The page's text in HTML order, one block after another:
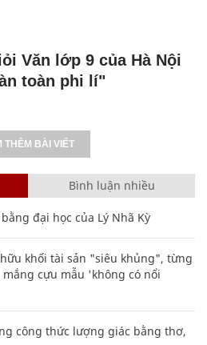
Văn lớp 9 của Hà Nội
toàn phi lí"
THÊM BÀI VIẾT
Bình luận nhiều
đại học của Lý Nhã Kỳ
khối tài sản "siêu khủng", từng
cựu mẫu 'không có nổi
công thức lượng giác bằng thơ,